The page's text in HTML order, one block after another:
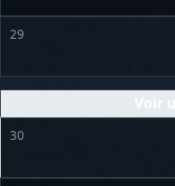
29
30